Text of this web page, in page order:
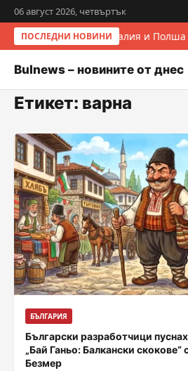
06 август 2026, четвъртък
ПОСЛЕДНИ НОВИНИИталия и Полша
Bulnews – новините от днес
Етикет: варна
БЪЛГАРИЯ
Български разработчици
„Бай Ганьо: Балкански
Безмер